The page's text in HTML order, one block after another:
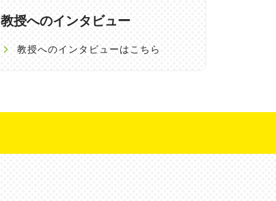
教授へのインタビュー
教授へのインタビューはこちら